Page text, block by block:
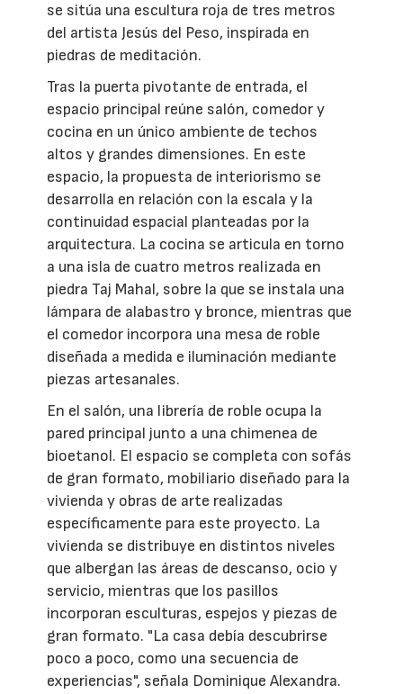
se sitúa una escultura roja de tres metros
del artista Jesús del Peso, inspirada en
piedras de meditación.
Tras la puerta pivotante de entrada, el
espacio principal reúne salón, comedor y
cocina en un único ambiente de techos
altos y grandes dimensiones. En este
espacio, la propuesta de interiorismo se
desarrolla en relación con la escala y la
continuidad espacial planteadas por la
arquitectura. La cocina se articula en torno
a una isla de cuatro metros realizada en
piedra Taj Mahal, sobre la que se instala una
lámpara de alabastro y bronce, mientras que
el comedor incorpora una mesa de roble
diseñada a medida e iluminación mediante
piezas artesanales.
En el salón, una librería de roble ocupa la
pared principal junto a una chimenea de
bioetanol. El espacio se completa con sofás
de gran formato, mobiliario diseñado para la
vivienda y obras de arte realizadas
específicamente para este proyecto. La
vivienda se distribuye en distintos niveles
que albergan las áreas de descanso, ocio y
servicio, mientras que los pasillos
incorporan esculturas, espejos y piezas de
gran formato. "La casa debía descubrirse
poco a poco, como una secuencia de
experiencias", señala Dominique Alexandra.